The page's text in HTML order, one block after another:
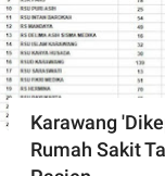
Karawang
Rumah Sakit